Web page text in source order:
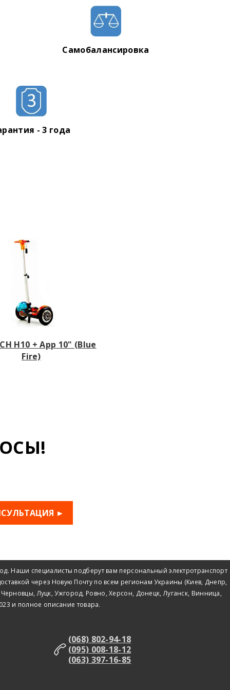
Самобалансировка
- 3 года
H10 + App 10" (Blue
Fire)
►
Наши специалисты подберут вам персональный электротранспорт
через Новую Почту по всем регионам Украины (Киев, Днепр,
Луцк, Ужгород, Ровно, Херсон, Донецк, Луганск, Винница,
и полное описание товара.
(068) 802-94-18
(095) 008-18-12
(063) 397-16-85